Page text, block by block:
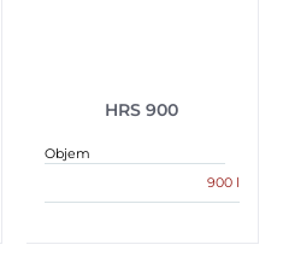
HRS 900
Objem
900 l